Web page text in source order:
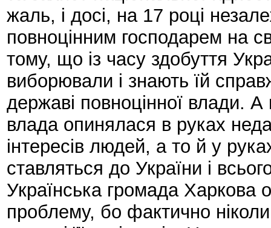
жаль, і досі, на 17 році
повноцінним господарем на
тому, що із часу здобуття
виборювали і знають їй
державі повноцінної влади.
влада опинялася в руках
інтересів людей, а то й у
ставляться до України і
Українська громада Харкова
проблему, бо фактично